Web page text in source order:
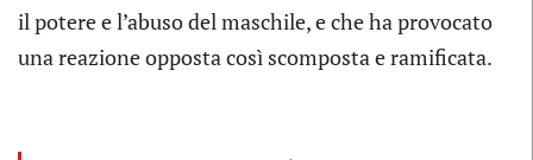
il potere e l’abuso del maschile, e che ha provocato
una reazione opposta così scomposta e ramificata.